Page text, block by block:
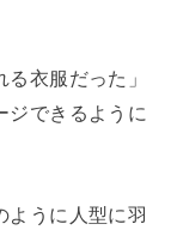
衣服だった」
ジできるように
ように人型に羽